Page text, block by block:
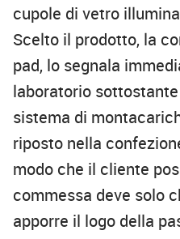
cupole di vetro
Scelto il prodotto, la
pad, lo segnala
laboratorio
sistema di
riposto nella
modo che il cliente
commessa deve solo
apporre il logo della